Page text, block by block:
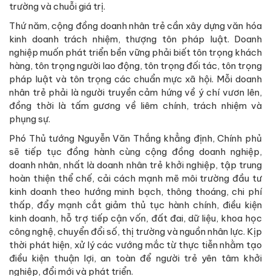
trường và chuỗi giá trị.
Thứ năm, cộng đồng doanh nhân trẻ cần xây dựng văn hóa
kinh doanh trách nhiệm, thượng tôn pháp luật. Doanh
nghiệp muốn phát triển bền vững phải biết tôn trọng khách
hàng, tôn trọng người lao động, tôn trọng đối tác, tôn trọng
pháp luật và tôn trọng các chuẩn mực xã hội. Mỗi doanh
nhân trẻ phải là người truyền cảm hứng về ý chí vươn lên,
đồng thời là tấm gương về liêm chính, trách nhiệm và
phụng sự.
Phó Thủ tướng Nguyễn Văn Thắng khẳng định, Chính phủ
sẽ tiếp tục đồng hành cùng cộng đồng doanh nghiệp,
doanh nhân, nhất là doanh nhân trẻ khởi nghiệp, tập trung
hoàn thiện thể chế, cải cách mạnh mẽ môi trường đầu tư
kinh doanh theo hướng minh bạch, thông thoáng, chi phí
thấp, đẩy mạnh cắt giảm thủ tục hành chính, điều kiện
kinh doanh, hỗ trợ tiếp cận vốn, đất đai, dữ liệu, khoa học
công nghệ, chuyển đổi số, thị trường và nguồn nhân lực. Kịp
thời phát hiện, xử lý các vướng mắc từ thực tiễn nhằm tạo
điều kiện thuận lợi, an toàn để người trẻ yên tâm khởi
nghiệp, đổi mới và phát triển.